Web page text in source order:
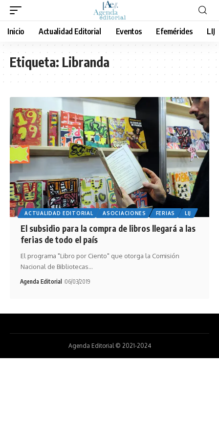
Inicio Actualidad Editorial Eventos Efemérides LIJ
Etiqueta:Libranda
ACTUALIDAD EDITORIAL ASOCIACIONES FERIAS LIJ
El subsidio para la compra de libros llegará a las
ferias de todo el país
El programa "Libro por Ciento" que otorga la Comisión
Nacional de Bibliotecas…
Agenda Editorial 06/03/2019
Agenda Editorial © 2021-2024